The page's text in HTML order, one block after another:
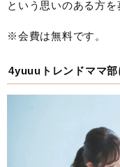
という思いのある方を
※会費は無料です。
4yuuuトレンドママ部